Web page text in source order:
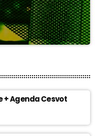
+ Agenda Cesvot